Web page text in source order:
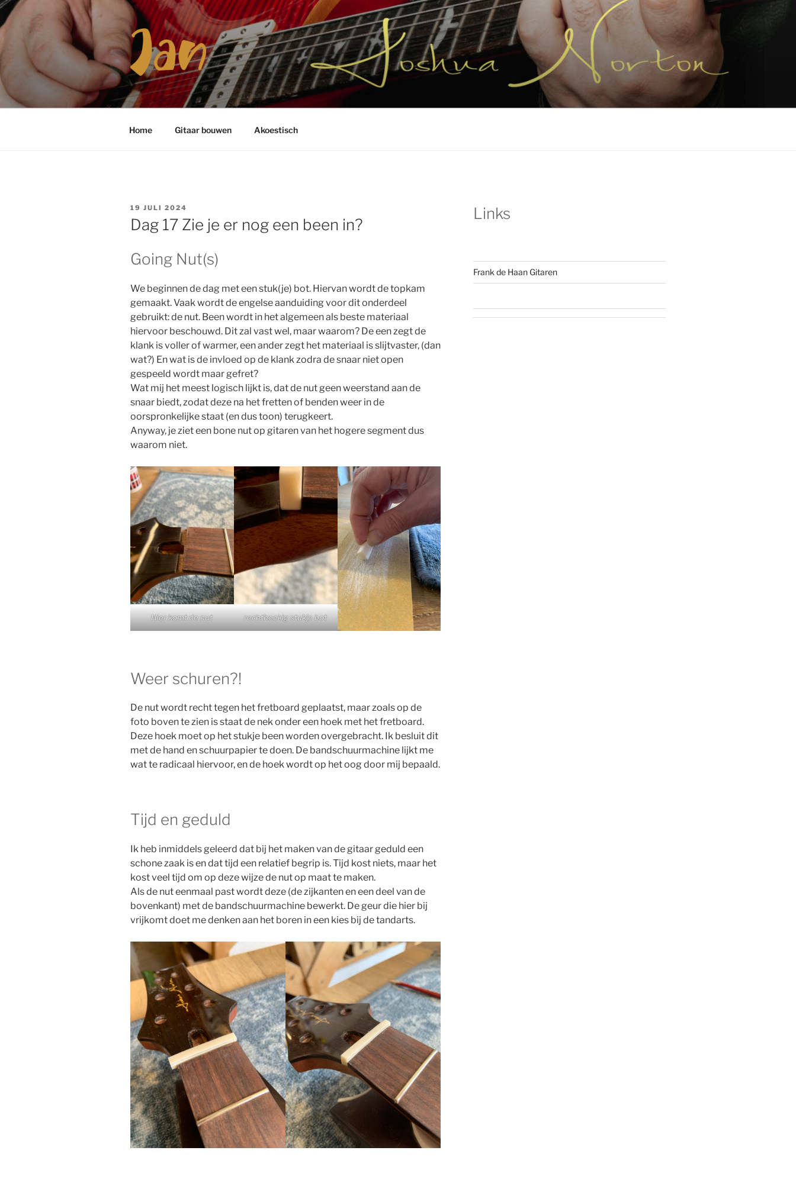
Ga
naar
inhoud
JOSHUA NORTON GITAAR
Keep the Blues alive
Home Gitaar bouwen Akoestisch
GEPLAATST
OP
19 JULI 2024
Dag 17 Zie je er nog een been in?
Going Nut(s)
We beginnen de dag met een stuk(je) bot. Hiervan wordt de topkam
gemaakt. Vaak wordt de engelse aanduiding voor dit onderdeel
gebruikt: de nut. Been wordt in het algemeen als beste materiaal
hiervoor beschouwd. Dit zal vast wel, maar waarom? De een zegt de
klank is voller of warmer, een ander zegt het materiaal is slijtvaster, (dan
wat?) En wat is de invloed op de klank zodra de snaar niet open
gespeeld wordt maar gefret?
Wat mij het meest logisch lijkt is, dat de nut geen weerstand aan de
snaar biedt, zodat deze na het fretten of benden weer in de
oorspronkelijke staat (en dus toon) terugkeert.
Anyway, je ziet een bone nut op gitaren van het hogere segment dus
waarom niet.
Hier komt de nut rechthoekig stukje bot
Weer schuren?!
De nut wordt recht tegen het fretboard geplaatst, maar zoals op de
foto boven te zien is staat de nek onder een hoek met het fretboard.
Deze hoek moet op het stukje been worden overgebracht. Ik besluit dit
met de hand en schuurpapier te doen. De bandschuurmachine lijkt me
wat te radicaal hiervoor, en de hoek wordt op het oog door mij bepaald.
Tijd en geduld
Ik heb inmiddels geleerd dat bij het maken van de gitaar geduld een
schone zaak is en dat tijd een relatief begrip is. Tijd kost niets, maar het
kost veel tijd om op deze wijze de nut op maat te maken.
Als de nut eenmaal past wordt deze (de zijkanten en een deel van de
bovenkant) met de bandschuurmachine bewerkt. De geur die hier bij
vrijkomt doet me denken aan het boren in een kies bij de tandarts.
Links
Frank de Haan Gitaren